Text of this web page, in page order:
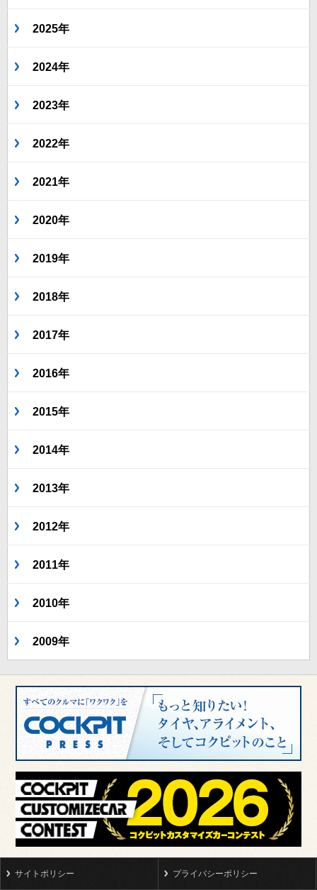
2025年
2024年
2023年
2022年
2021年
2020年
2019年
2018年
2017年
2016年
2015年
2014年
2013年
2012年
2011年
2010年
2009年
サイトポリシー プライバシーポリシー